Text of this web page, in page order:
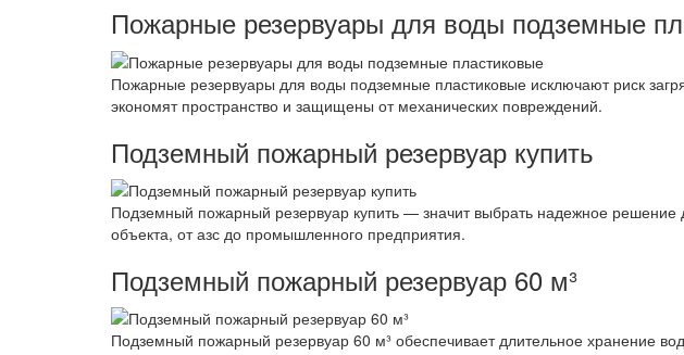
Пожарные резервуары для воды подземные
Пожарные резервуары для воды подземные пластиковые исключают риск
экономят пространство и защищены от механических повреждений.
Подземный пожарный резервуар купить
Подземный пожарный резервуар купить — значит выбрать надежное
объекта, от азс до промышленного предприятия.
Подземный пожарный резервуар 60 м³
Подземный пожарный резервуар 60 м³ обеспечивает длительное хранение